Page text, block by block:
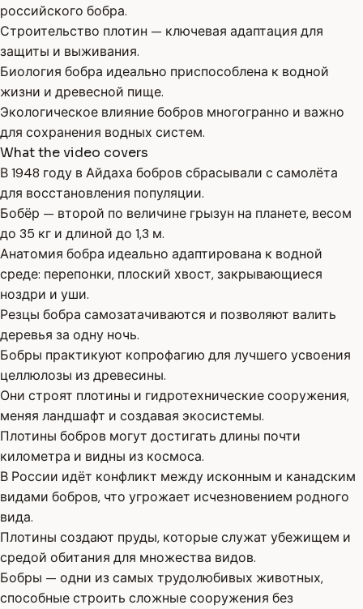
российского бобра.
Строительство плотин — ключевая адаптация для
защиты и выживания.
Биология бобра идеально приспособлена к водной
жизни и древесной пище.
Экологическое влияние бобров многогранно и важно
для сохранения водных систем.
What the video covers
В 1948 году в Айдаха бобров сбрасывали с самолёта
для восстановления популяции.
Бобёр — второй по величине грызун на планете, весом
до 35 кг и длиной до 1,3 м.
Анатомия бобра идеально адаптирована к водной
среде: перепонки, плоский хвост, закрывающиеся
ноздри и уши.
Резцы бобра самозатачиваются и позволяют валить
деревья за одну ночь.
Бобры практикуют копрофагию для лучшего усвоения
целлюлозы из древесины.
Они строят плотины и гидротехнические сооружения,
меняя ландшафт и создавая экосистемы.
Плотины бобров могут достигать длины почти
километра и видны из космоса.
В России идёт конфликт между исконным и канадским
видами бобров, что угрожает исчезновением родного
вида.
Плотины создают пруды, которые служат убежищем и
средой обитания для множества видов.
Бобры — одни из самых трудолюбивых животных,
способные строить сложные сооружения без